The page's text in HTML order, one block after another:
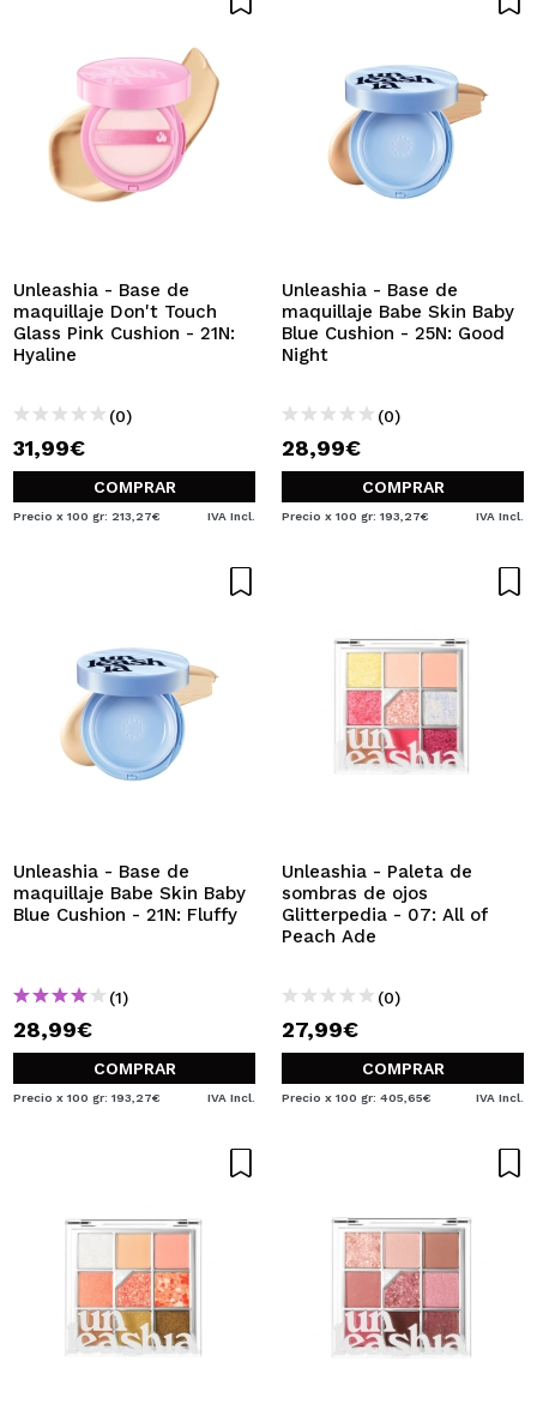
Unleashia - Base de
maquillaje Don't Touch
Glass Pink Cushion - 21N:
Hyaline
(0)
31,99€
COMPRAR
Precio x 100 gr: 213,27€ IVA Incl.
Unleashia - Base de
maquillaje Babe Skin Baby
Blue Cushion - 25N: Good
Night
(0)
28,99€
COMPRAR
Precio x 100 gr: 193,27€ IVA Incl.
Unleashia - Base de
maquillaje Babe Skin Baby
Blue Cushion - 21N: Fluffy
(1)
28,99€
COMPRAR
Precio x 100 gr: 193,27€ IVA Incl.
Unleashia - Paleta de
sombras de ojos
Glitterpedia - 07: All of
Peach Ade
(0)
27,99€
COMPRAR
Precio x 100 gr: 405,65€ IVA Incl.